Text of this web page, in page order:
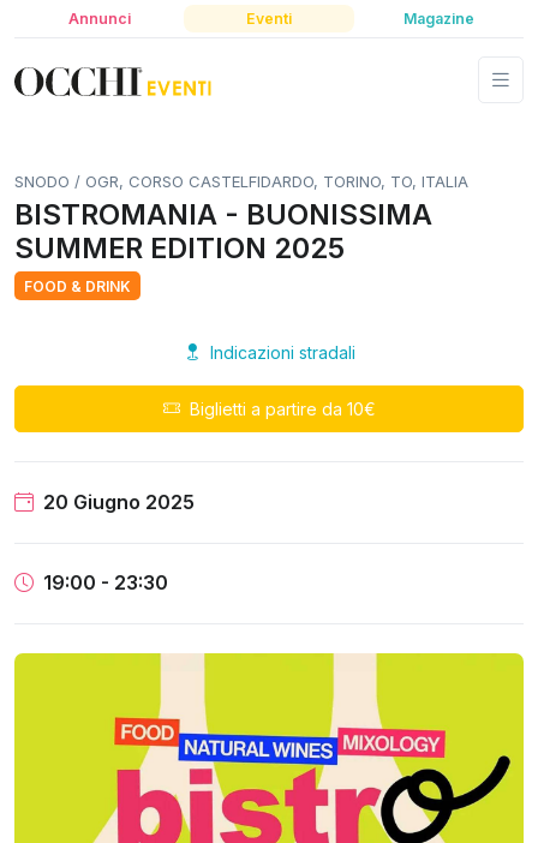
Annunci Eventi Magazine
SNODO / OGR, CORSO CASTELFIDARDO, TORINO, TO, ITALIA
BISTROMANIA - BUONISSIMA
SUMMER EDITION 2025
FOOD & DRINK
Indicazioni stradali
Biglietti a partire da 10€
20 Giugno 2025
19:00 - 23:30